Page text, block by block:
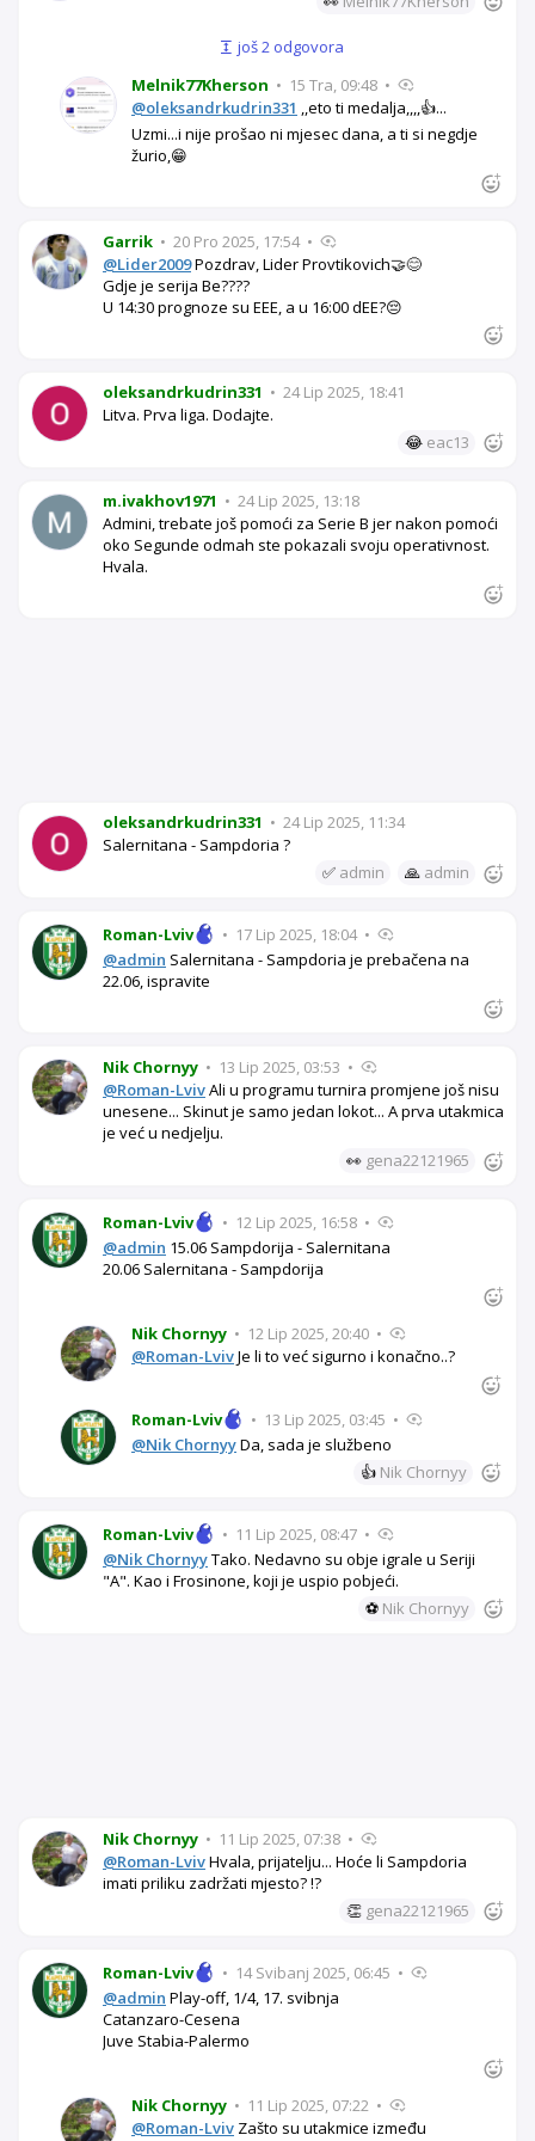
još 2 odgovora
Melnik77Kherson • 15 Tra, 09:48 •
@oleksandrkudrin331
,,eto ti medalja,,,,👍...
Uzmi...i nije prošao ni mjesec dana, a ti si negdje
žurio,😁
Garrik • 20 Pro 2025, 17:54 •
@Lider2009Pozdrav, Lider Provtikovich🤝😊
Gdje je serija Be????
U 14:30 prognoze su EEE, a u 16:00 dEE?😔
oleksandrkudrin331 • 24 Lip 2025, 18:41
Litva. Prva liga. Dodajte.
😂 eac13
m.ivakhov1971 • 24 Lip 2025, 13:18
Admini, trebate još pomoći za Serie B jer nakon pomoći
oko Segunde odmah ste pokazali svoju operativnost.
Hvala.
oleksandrkudrin331 • 24 Lip 2025, 11:34
Salernitana - Sampdoria ?
✅ admin 🙏 admin
Roman-Lviv • 17 Lip 2025, 18:04 •
@admin Salernitana - Sampdoria je prebačena na
22.06, ispravite
Nik Chornyy • 13 Lip 2025, 03:53 •
@Roman-LvivAli u programu turnira promjene još nisu
unesene... Skinut je samo jedan lokot... A prva utakmica
je već u nedjelju.
👀 gena22121965
Roman-Lviv • 12 Lip 2025, 16:58 •
@admin 15.06 Sampdorija - Salernitana
20.06 Salernitana - Sampdorija
Nik Chornyy • 12 Lip 2025, 20:40 •
@Roman-LvivJe li to već sigurno i konačno..?
Roman-Lviv • 13 Lip 2025, 03:45 •
@Nik ChornyyDa, sada je službeno
👍 Nik Chornyy
Roman-Lviv • 11 Lip 2025, 08:47 •
@Nik ChornyyTako. Nedavno su obje igrale u Seriji
"A". Kao i Frosinone, koji je uspio pobjeći.
⚽ Nik Chornyy
Nik Chornyy • 11 Lip 2025, 07:38 •
@Roman-LvivHvala, prijatelju... Hoće li Sampdoria
imati priliku zadržati mjesto? !?
👏 gena22121965
Roman-Lviv • 14 Svibanj 2025, 06:45 •
@admin Play-off, 1/4, 17. svibnja
Catanzaro-Cesena
Juve Stabia-Palermo
Nik Chornyy • 11 Lip 2025, 07:22 •
@Roman-Lviv Zašto su utakmice između